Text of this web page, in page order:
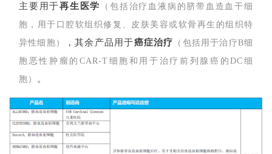
主要用于再生医学 （包括治疗血液病的脐带血造血干细
胞，用于口腔软组织修复、皮肤美容或软骨再生的组织特
异性细胞 ） ，其余产品用于癌症治疗 （包括用于治疗B细
胞恶性肿瘤的CAR-T细胞和用于治疗前列腺癌的DC细
胞）
。